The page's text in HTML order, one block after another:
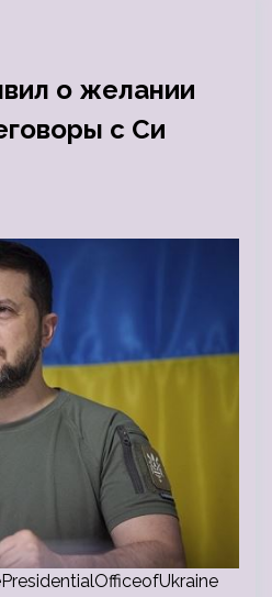
о желании
с Си